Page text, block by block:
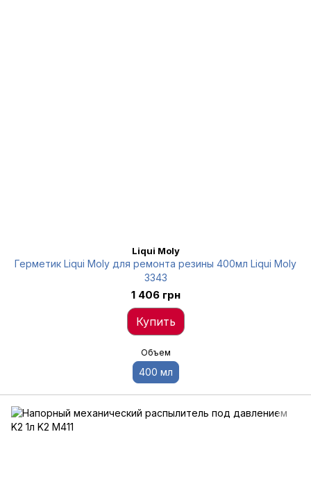
Liqui Moly
Герметик Liqui Moly для ремонта резины 400мл Liqui Moly
3343
1 406 грн
Купить
Объем
400 мл